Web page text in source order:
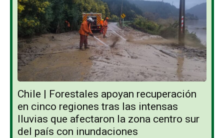
Chile | Forestales apoyan recuperación
en cinco regiones tras las intensas
lluvias que afectaron la zona centro sur
del país con inundaciones